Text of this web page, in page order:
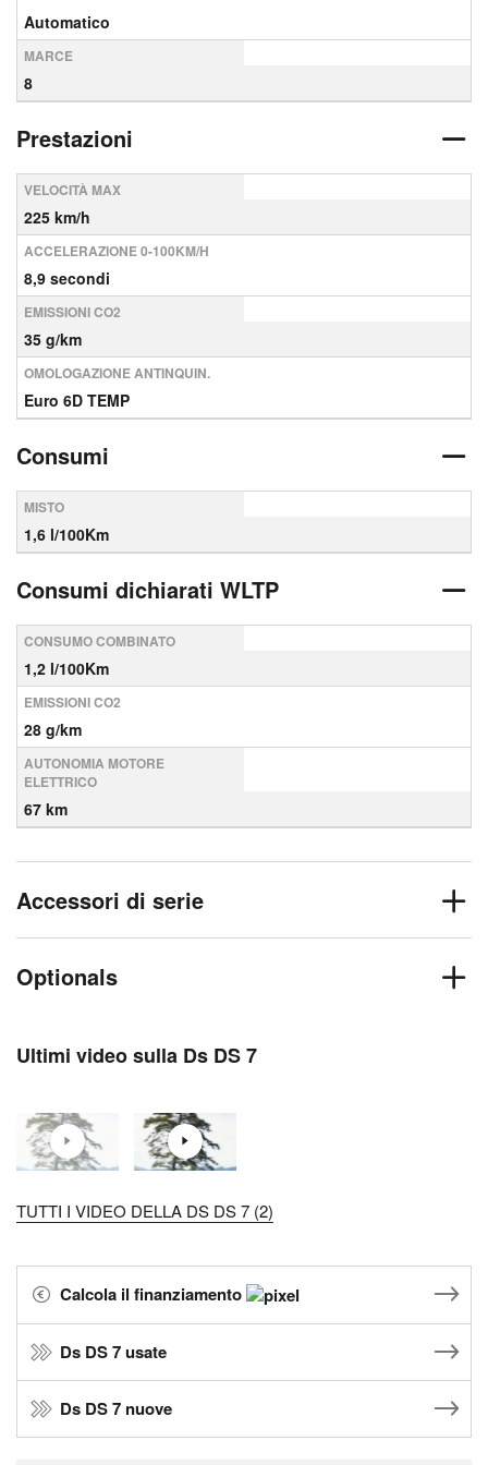
Automatico
MARCE
8
Prestazioni
VELOCITÀ MAX
225 km/h
ACCELERAZIONE 0-100KM/H
8,9 secondi
EMISSIONI CO2
35 g/km
OMOLOGAZIONE ANTINQUIN.
Euro 6D TEMP
Consumi
MISTO
1,6 l/100Km
Consumi dichiarati WLTP
CONSUMO COMBINATO
1,2 l/100Km
EMISSIONI CO2
28 g/km
AUTONOMIA MOTORE
ELETTRICO
67 km
Accessori di serie
Optionals
Ultimi video sulla Ds DS 7
TUTTI I VIDEO DELLA DS DS 7 (2)
Calcola il finanziamento
Ds DS 7 usate
Ds DS 7 nuove